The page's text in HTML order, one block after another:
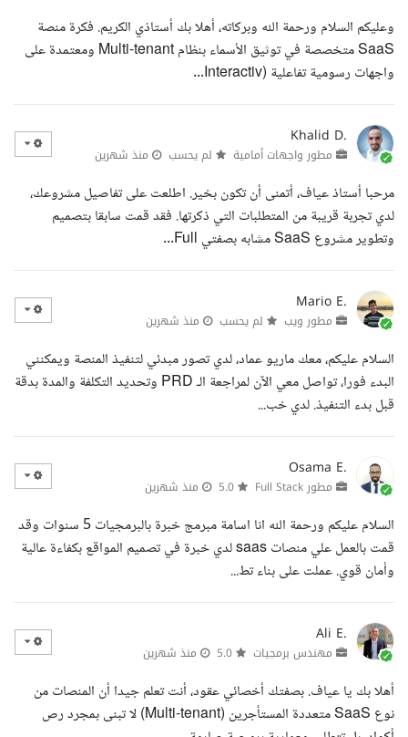
وعليكم السلام ورحمة الله وبركاته، أهلا بك أستاذي الكريم. فكرة منصة
SaaS متخصصة في توثيق الأسماء بنظام Multi-tenant ومعتمدة على
واجهات رسومية تفاعلية (Interactiv...
Khalid D.
مطور واجهات أمامية لم يحسب منذ شهرين
مرحبا أستاذ عياف، أتمنى أن تكون بخير. اطلعت على تفاصيل مشروعك،
لدي تجربة قريبة من المتطلبات التي ذكرتها. فقد قمت سابقا بتصميم
وتطوير مشروع SaaS مشابه بصفتي Full...
Mario E.
مطور ويب لم يحسب منذ شهرين
السلام عليكم، معك ماريو عماد، لدي تصور مبدئي لتنفيذ المنصة ويمكنني
البدء فورا، تواصل معي الآن لمراجعة الـ PRD وتحديد التكلفة والمدة بدقة
قبل بدء التنفيذ. لدي خب...
Osama E.
مطور Full Stack منذ شهرين
السلام عليكم ورحمة الله انا اسامة مبرمج خبرة بالبرمجيات 5 سنوات وقد
قمت بالعمل علي منصات saas لدي خبرة في تصميم المواقع بكفاءة عالية
وأمان قوي. عملت على بناء تط...
Ali E.
مهندس برمجيات منذ شهرين
أهلا بك يا عياف. بصفتك أخصائي عقود، أنت تعلم جيدا أن المنصات من
نوع SaaS متعددة المستأجرين (Multi-tenant) لا تبنى بمجرد رص